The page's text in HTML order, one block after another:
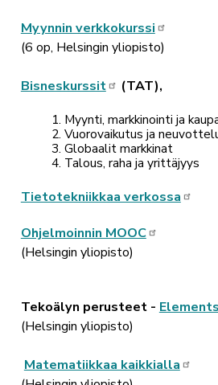
Myynnin verkkokurssi
(6 op, Helsingin yliopisto)
Bisneskurssit (TAT),
Myynti, markkinointi ja
Vuorovaikutus ja
Globaalit markkinat
Talous, raha ja yrittäjyys
Tietotekniikkaa verkossa
Ohjelmoinnin MOOC
(Helsingin yliopisto)
Tekoälyn perusteet -
(Helsingin yliopisto)
Matematiikkaa kaikkialla